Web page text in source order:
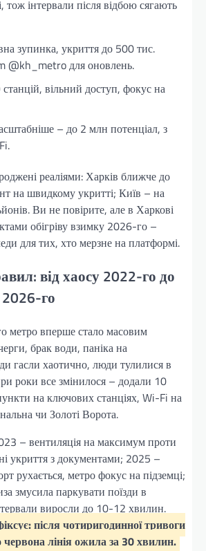
тож інтервали після відбою сягають
зупинка, укриття до 500 тис.
@kh_metro для оновлень.
вільний доступ, фокус на
– до 2 млн потенціал, з
реаліями: Харків ближче до
на швидкому укритті; Київ – на
Ви не повірите, але в Харкові
обігріву взимку 2026-го –
для тих, хто мерзне на платформі.
від хаосу 2022-го до
2026-го
вперше стало масовим
брак води, паніка на
гасли хаотично, люди тулилися в
роки все змінилося – додали 10
на ключових станціях, Wi-Fi на
чи Золоті Ворота.
– вентиляція на максимум проти
укриття з документами; 2025 –
рухається, метро фокус на підземці;
змусила паркувати поїзди в
виросли до 10-12 хвилин.
після чотиригодинної тривоги
лінія ожила за 30 хвилин.